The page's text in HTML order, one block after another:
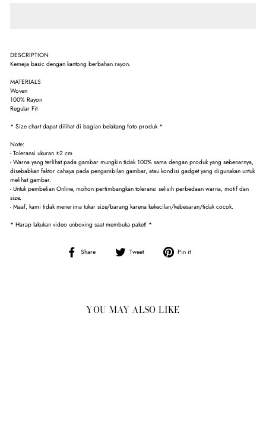
DESCRIPTION
Kemeja basic dengan kantong berbahan rayon.
MATERIALS
Woven
100% Rayon
Regular Fit
* Size chart dapat dilihat di bagian belakang foto produk *
Note:
- Toleransi ukuran ±2 cm
- Warna yang terlihat pada gambar mungkin tidak 100% sama dengan produk yang sebenarnya,
disebabkan faktor cahaya pada pengambilan gambar, atau kondisi gadget yang digunakan untuk
melihat gambar.
- Untuk pembelian Online, mohon pertimbangkan toleransi selisih perbedaan warna, motif dan
size.
- Maaf, kami tidak menerima tukar size/barang karena kekecilan/kebesaran/tidak cocok.
* Harap lakukan video unboxing saat membuka paket! *
Share
Share
Tweet
Tweet
Pin it
YOU MAY ALSO LIKE